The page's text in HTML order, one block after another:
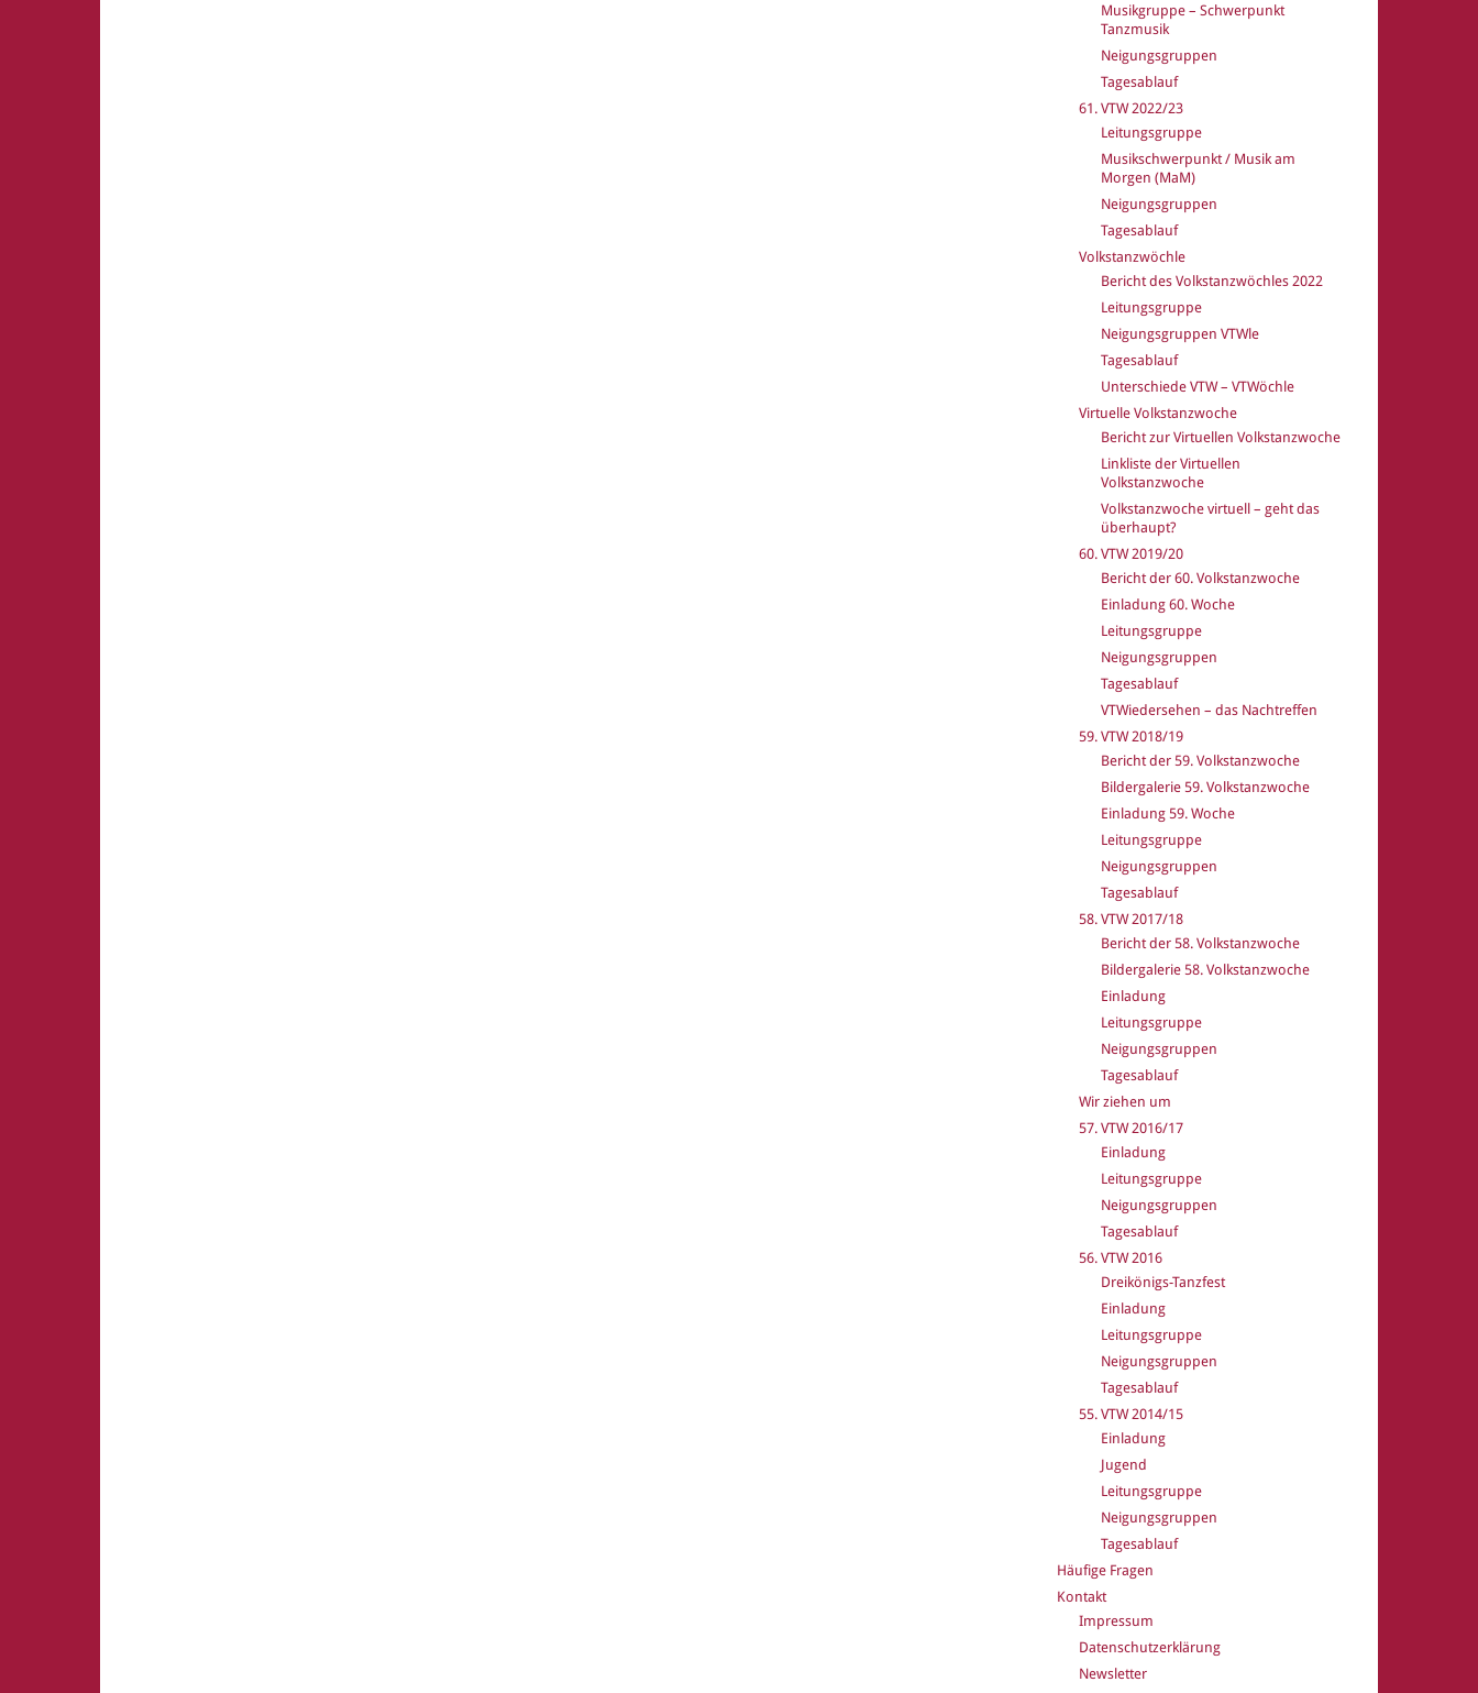
Musikgruppe – Schwerpunkt
Tanzmusik
Neigungsgruppen
Tagesablauf
61. VTW 2022/23
Leitungsgruppe
Musikschwerpunkt / Musik am
Morgen (MaM)
Neigungsgruppen
Tagesablauf
Volkstanzwöchle
Bericht des Volkstanzwöchles 2022
Leitungsgruppe
Neigungsgruppen VTWle
Tagesablauf
Unterschiede VTW – VTWöchle
Virtuelle Volkstanzwoche
Bericht zur Virtuellen Volkstanzwoche
Linkliste der Virtuellen
Volkstanzwoche
Volkstanzwoche virtuell – geht das
überhaupt?
60. VTW 2019/20
Bericht der 60. Volkstanzwoche
Einladung 60. Woche
Leitungsgruppe
Neigungsgruppen
Tagesablauf
VTWiedersehen – das Nachtreffen
59. VTW 2018/19
Bericht der 59. Volkstanzwoche
Bildergalerie 59. Volkstanzwoche
Einladung 59. Woche
Leitungsgruppe
Neigungsgruppen
Tagesablauf
58. VTW 2017/18
Bericht der 58. Volkstanzwoche
Bildergalerie 58. Volkstanzwoche
Einladung
Leitungsgruppe
Neigungsgruppen
Tagesablauf
Wir ziehen um
57. VTW 2016/17
Einladung
Leitungsgruppe
Neigungsgruppen
Tagesablauf
56. VTW 2016
Dreikönigs-Tanzfest
Einladung
Leitungsgruppe
Neigungsgruppen
Tagesablauf
55. VTW 2014/15
Einladung
Jugend
Leitungsgruppe
Neigungsgruppen
Tagesablauf
Häufige Fragen
Kontakt
Impressum
Datenschutzerklärung
Newsletter